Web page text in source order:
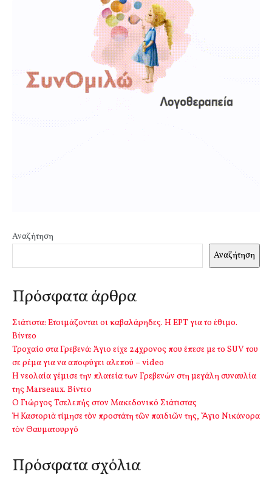
Αναζήτηση
Αναζήτηση
Πρόσφατα άρθρα
Σιάτιστα: Ετοιμάζονται οι καβαλάρηδες. Η ΕΡΤ για το έθιμο.
Βίντεο
Τροχαίο στα Γρεβενά: Άγιο είχε 24χρονος που έπεσε με το SUV του
σε ρέμα για να αποφύγει αλεπού – video
Η νεολαία γέμισε την πλατεία των Γρεβενών στη μεγάλη συναυλία
της Marseaux. Βίντεο
Ο Γιώργος Τσελεπής στον Μακεδονικό Σιάτιστας
Ἡ Καστοριὰ τίμησε τὸν προστάτη τῶν παιδιῶν της, Ἅγιο Νικάνορα
τὸν Θαυματουργό
Πρόσφατα σχόλια